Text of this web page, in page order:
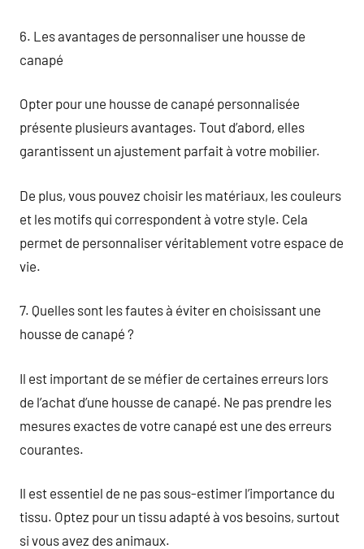
6. Les avantages de personnaliser une housse de
canapé
Opter pour une housse de canapé personnalisée
présente plusieurs avantages. Tout d’abord, elles
garantissent un ajustement parfait à votre mobilier.
De plus, vous pouvez choisir les matériaux, les couleurs
et les motifs qui correspondent à votre style. Cela
permet de personnaliser véritablement votre espace de
vie.
7. Quelles sont les fautes à éviter en choisissant une
housse de canapé ?
Il est important de se méfier de certaines erreurs lors
de l’achat d’une housse de canapé. Ne pas prendre les
mesures exactes de votre canapé est une des erreurs
courantes.
Il est essentiel de ne pas sous-estimer l’importance du
tissu. Optez pour un tissu adapté à vos besoins, surtout
si vous avez des animaux.